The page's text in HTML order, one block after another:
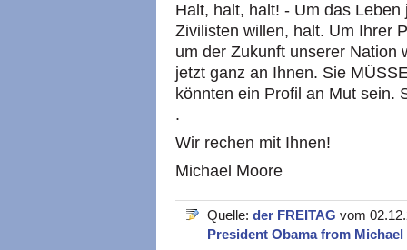
Halt, halt, halt! - Um das
Zivilisten willen, halt. Um Ihrer
um der Zukunft unserer Nation
jetzt ganz an Ihnen. Sie
könnten ein Profil an Mut sein.
.
Wir rechen mit Ihnen!
Michael Moore
Quelle: der FREITAG vom
President Obama from